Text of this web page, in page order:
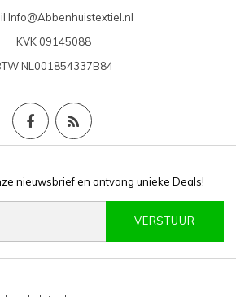
Info@Abbenhuistextiel.nl
KVK 09145088
NL001854337B84
nieuwsbrief en ontvang unieke Deals!
VERSTUUR